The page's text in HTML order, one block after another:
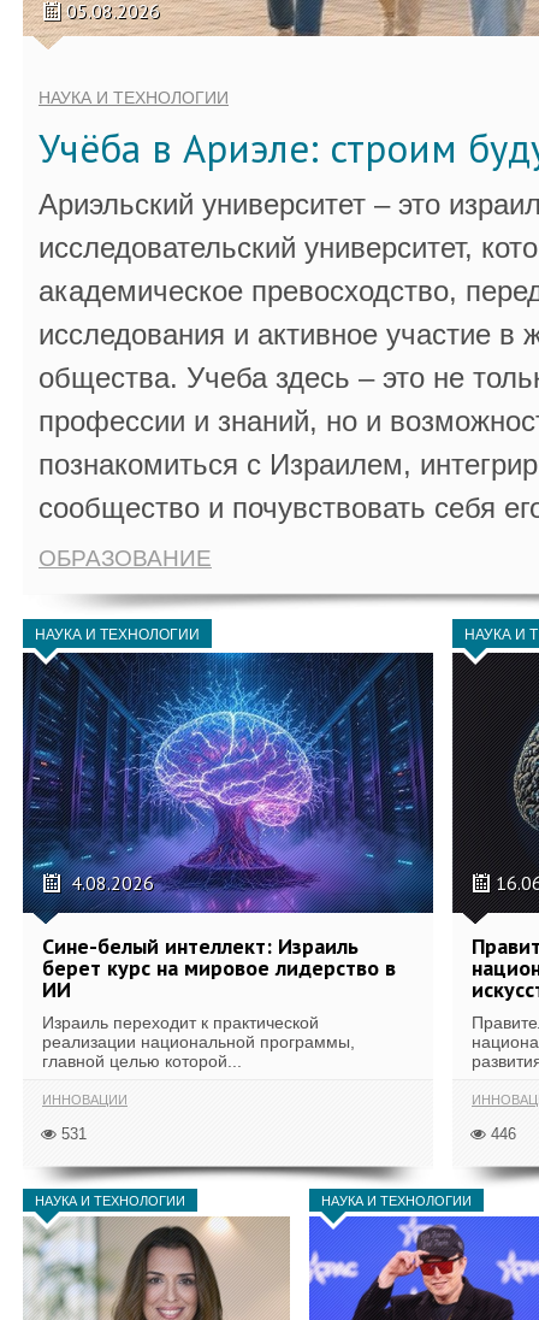
05.08.2026
НАУКА И ТЕХНОЛОГИИ
Учёба в Ариэле: строим
Ариэльский университет – это
исследовательский университет,
академическое превосходство,
исследования и активное участие в
общества. Учеба здесь – это не
профессии и знаний, но и
познакомиться с Израилем,
сообщество и почувствовать себя
ОБРАЗОВАНИЕ
НАУКА И ТЕХНОЛОГИИ
4.08.2026
Сине-белый интеллект: Израиль
берет курс на мировое лидерство в
ИИ
Израиль переходит к практической
реализации национальной программы,
главной целью которой...
ИННОВАЦИИ
531
НАУКА И
446
НАУКА И ТЕХНОЛОГИИ НАУКА И ТЕХНОЛОГИИ